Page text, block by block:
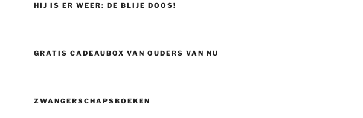
HIJ IS ER WEER: DE BLIJE DOOS!
GRATIS CADEAUBOX VAN OUDERS VAN NU
ZWANGERSCHAPSBOEKEN